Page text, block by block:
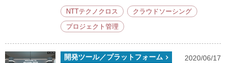
NTTテクノクロス クラウドソーシング
プロジェクト管理
開発ツール／プラットフォーム 2020/06/17